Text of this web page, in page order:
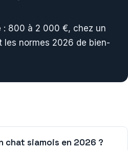
: 800 à 2 000 €, chez un
les normes 2026 de bien-
chat siamois en 2026 ?